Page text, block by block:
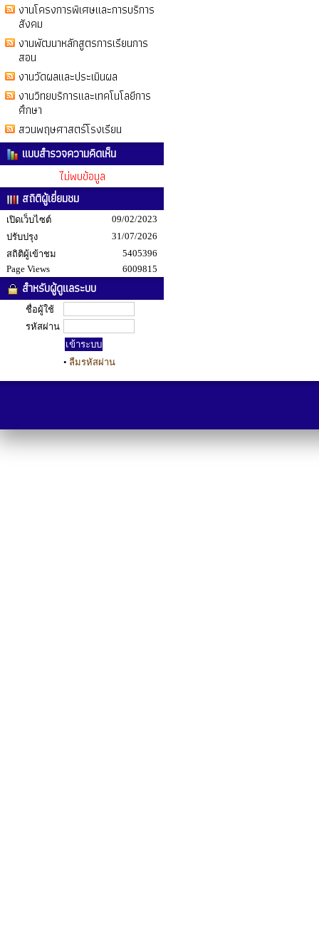
งานโครงการพิเศษและการบริการ
สังคม
งานพัฒนาหลักสูตรการเรียนการ
สอน
งานวัดผลและประเมินผล
งานวิทยบริการและเทคโนโลยีการ
ศึกษา
สวนพฤษศาสตร์โรงเรียน
แบบสำรวจความคิดเห็น
ไม่พบข้อมูล
สถิติผู้เยี่ยมชม
เปิดเว็บไซต์
09/02/2023
ปรับปรุง
31/07/2026
สถิติผู้เข้าชม
5405396
Page Views
6009815
สำหรับผู้ดูแลระบบ
ชื่อผู้ใช้
รหัสผ่าน
• ลืมรหัสผ่าน